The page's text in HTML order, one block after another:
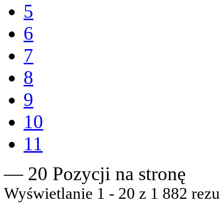
5
6
7
8
9
10
11
— 20 Pozycji na stronę
Wyświetlanie 1 - 20 z 1 882